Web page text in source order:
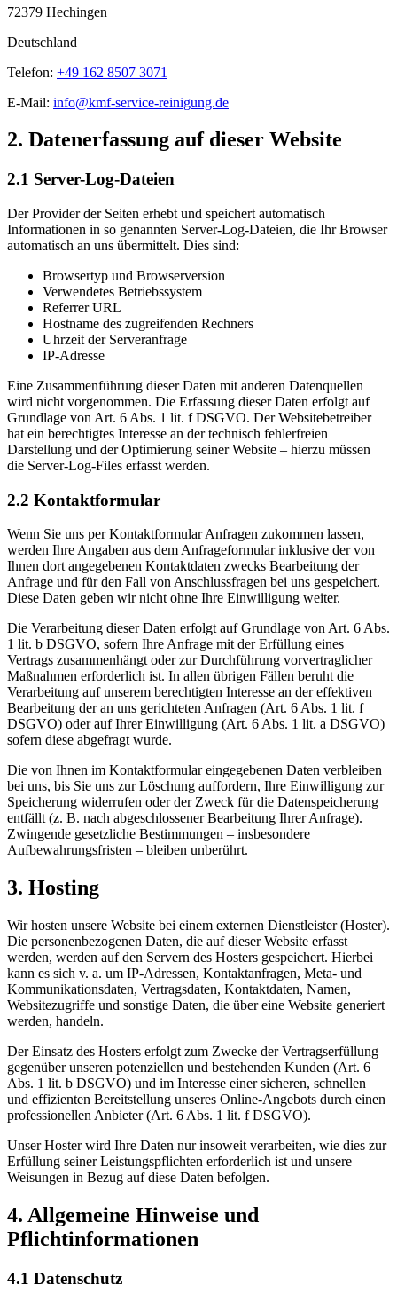
72379 Hechingen
Deutschland
Telefon: +49 162 8507 3071
E-Mail: info@kmf-service-reinigung.de
2. Datenerfassung auf dieser Website
2.1 Server-Log-Dateien
Der Provider der Seiten erhebt und speichert automatisch
Informationen in so genannten Server-Log-Dateien, die Ihr Browser
automatisch an uns übermittelt. Dies sind:
Browsertyp und Browserversion
Verwendetes Betriebssystem
Referrer URL
Hostname des zugreifenden Rechners
Uhrzeit der Serveranfrage
IP-Adresse
Eine Zusammenführung dieser Daten mit anderen Datenquellen
wird nicht vorgenommen. Die Erfassung dieser Daten erfolgt auf
Grundlage von Art. 6 Abs. 1 lit. f DSGVO. Der Websitebetreiber
hat ein berechtigtes Interesse an der technisch fehlerfreien
Darstellung und der Optimierung seiner Website – hierzu müssen
die Server-Log-Files erfasst werden.
2.2 Kontaktformular
Wenn Sie uns per Kontaktformular Anfragen zukommen lassen,
werden Ihre Angaben aus dem Anfrageformular inklusive der von
Ihnen dort angegebenen Kontaktdaten zwecks Bearbeitung der
Anfrage und für den Fall von Anschlussfragen bei uns gespeichert.
Diese Daten geben wir nicht ohne Ihre Einwilligung weiter.
Die Verarbeitung dieser Daten erfolgt auf Grundlage von Art. 6 Abs.
1 lit. b DSGVO, sofern Ihre Anfrage mit der Erfüllung eines
Vertrags zusammenhängt oder zur Durchführung vorvertraglicher
Maßnahmen erforderlich ist. In allen übrigen Fällen beruht die
Verarbeitung auf unserem berechtigten Interesse an der effektiven
Bearbeitung der an uns gerichteten Anfragen (Art. 6 Abs. 1 lit. f
DSGVO) oder auf Ihrer Einwilligung (Art. 6 Abs. 1 lit. a DSGVO)
sofern diese abgefragt wurde.
Die von Ihnen im Kontaktformular eingegebenen Daten verbleiben
bei uns, bis Sie uns zur Löschung auffordern, Ihre Einwilligung zur
Speicherung widerrufen oder der Zweck für die Datenspeicherung
entfällt (z. B. nach abgeschlossener Bearbeitung Ihrer Anfrage).
Zwingende gesetzliche Bestimmungen – insbesondere
Aufbewahrungsfristen – bleiben unberührt.
3. Hosting
Wir hosten unsere Website bei einem externen Dienstleister (Hoster).
Die personenbezogenen Daten, die auf dieser Website erfasst
werden, werden auf den Servern des Hosters gespeichert. Hierbei
kann es sich v. a. um IP-Adressen, Kontaktanfragen, Meta- und
Kommunikationsdaten, Vertragsdaten, Kontaktdaten, Namen,
Websitezugriffe und sonstige Daten, die über eine Website generiert
werden, handeln.
Der Einsatz des Hosters erfolgt zum Zwecke der Vertragserfüllung
gegenüber unseren potenziellen und bestehenden Kunden (Art. 6
Abs. 1 lit. b DSGVO) und im Interesse einer sicheren, schnellen
und effizienten Bereitstellung unseres Online-Angebots durch einen
professionellen Anbieter (Art. 6 Abs. 1 lit. f DSGVO).
Unser Hoster wird Ihre Daten nur insoweit verarbeiten, wie dies zur
Erfüllung seiner Leistungspflichten erforderlich ist und unsere
Weisungen in Bezug auf diese Daten befolgen.
4. Allgemeine Hinweise und
Pflichtinformationen
4.1 Datenschutz